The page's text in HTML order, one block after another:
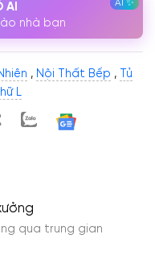
AI
nhà bạn
, Nội Thất Bếp ,
Tủ
L
qua trung gian